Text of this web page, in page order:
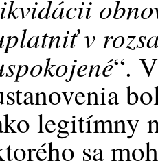
v
“.
legitímny
sa